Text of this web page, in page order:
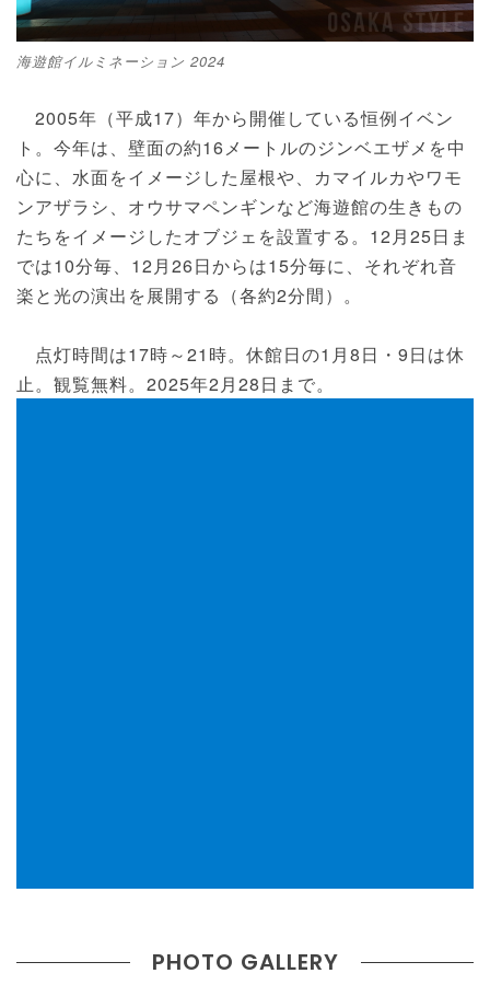
海遊館イルミネーション 2024
2005年（平成17）年から開催している恒例イベン
ト。今年は、壁面の約16メートルのジンベエザメを中
心に、水面をイメージした屋根や、カマイルカやワモ
ンアザラシ、オウサマペンギンなど海遊館の生きもの
たちをイメージしたオブジェを設置する。12月25日ま
では10分毎、12月26日からは15分毎に、それぞれ音
楽と光の演出を展開する（各約2分間）。
点灯時間は17時～21時。休館日の1月8日・9日は休
止。観覧無料。2025年2月28日まで。
PHOTO GALLERY